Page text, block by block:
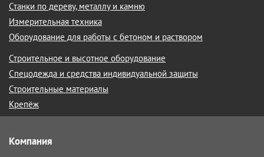
Станки по дереву, металлу и камню
Измерительная техника
Оборудование для работы с бетоном и раствором
Строительное и высотное оборудование
Спецодежда и средства индивидуальной защиты
Строительные материалы
Крепёж
Компания